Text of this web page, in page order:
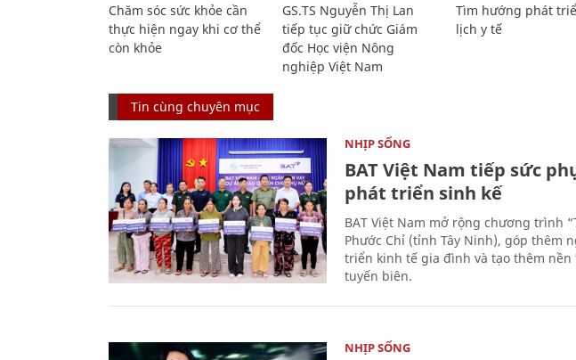
Chăm sóc sức khỏe cần
thực hiện ngay khi cơ thể
còn khỏe
GS.TS Nguyễn Thị Lan
tiếp tục giữ chức Giám
đốc Học viện Nông
nghiệp Việt Nam
Tìm hướng phát
lịch y tế
Tin cùng chuyên mục
NHỊP SỐNG
BAT Việt Nam tiếp sức
phát triển sinh kế
BAT Việt Nam mở rộng chương trình
Phước Chỉ (tỉnh Tây Ninh), góp thêm
triển kinh tế gia đình và tạo thêm
tuyến biên.
NHỊP SỐNG